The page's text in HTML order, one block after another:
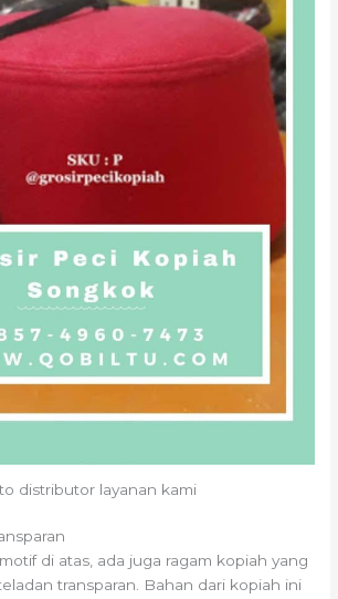
distributor layanan kami
di atas, ada juga ragam kopiah yang
transparan. Bahan dari kopiah ini